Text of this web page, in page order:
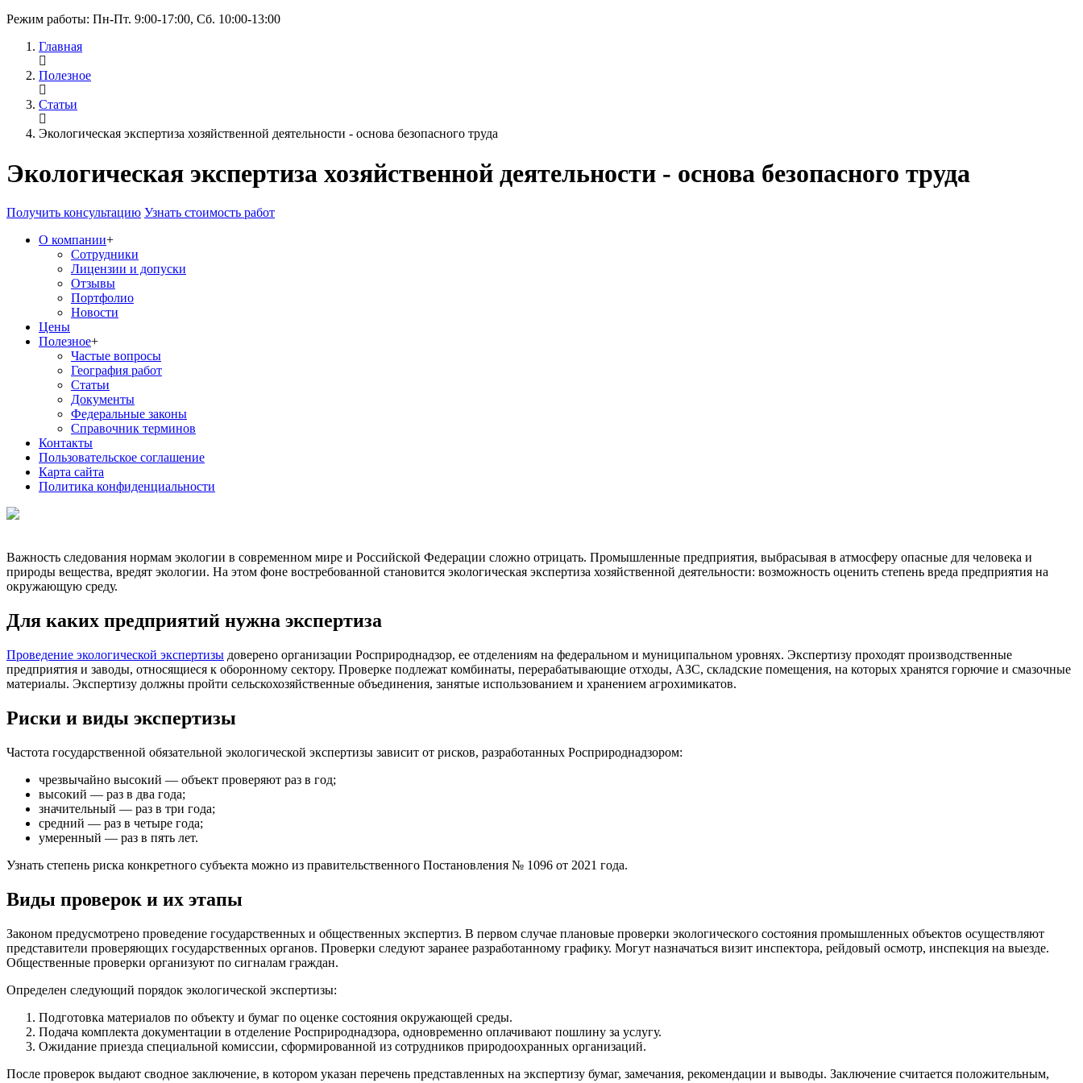
Режим работы: Пн-Пт. 9:00-17:00, Сб. 10:00-13:00
Главная
Полезное
Статьи
Экологическая экспертиза хозяйственной деятельности - основа безопасного труда
Экологическая экспертиза хозяйственной деятельности - основа безопасного труда
Получить консультацию Узнать стоимость работ
О компании+
Сотрудники
Лицензии и допуски
Отзывы
Портфолио
Новости
Цены
Полезное+
Частые вопросы
География работ
Статьи
Документы
Федеральные законы
Справочник терминов
Контакты
Пользовательское соглашение
Карта сайта
Политика конфиденциальности
Важность следования нормам экологии в современном мире и Российской Федерации сложно отрицать. Промышленные предприятия, выбрасывая в атмосферу опасные для человека и
природы вещества, вредят экологии. На этом фоне востребованной становится экологическая экспертиза хозяйственной деятельности: возможность оценить степень вреда предприятия на
окружающую среду.
Для каких предприятий нужна экспертиза
Проведение экологической экспертизы доверено организации Росприроднадзор, ее отделениям на федеральном и муниципальном уровнях. Экспертизу проходят производственные
предприятия и заводы, относящиеся к оборонному сектору. Проверке подлежат комбинаты, перерабатывающие отходы, АЗС, складские помещения, на которых хранятся горючие и смазочные
материалы. Экспертизу должны пройти сельскохозяйственные объединения, занятые использованием и хранением агрохимикатов.
Риски и виды экспертизы
Частота государственной обязательной экологической экспертизы зависит от рисков, разработанных Росприроднадзором:
чрезвычайно высокий — объект проверяют раз в год;
высокий — раз в два года;
значительный — раз в три года;
средний — раз в четыре года;
умеренный — раз в пять лет.
Узнать степень риска конкретного субъекта можно из правительственного Постановления № 1096 от 2021 года.
Виды проверок и их этапы
Законом предусмотрено проведение государственных и общественных экспертиз. В первом случае плановые проверки экологического состояния промышленных объектов осуществляют
представители проверяющих государственных органов. Проверки следуют заранее разработанному графику. Могут назначаться визит инспектора, рейдовый осмотр, инспекция на выезде.
Общественные проверки организуют по сигналам граждан.
Определен следующий порядок экологической экспертизы:
Подготовка материалов по объекту и бумаг по оценке состояния окружающей среды.
Подача комплекта документации в отделение Росприроднадзора, одновременно оплачивают пошлину за услугу.
Ожидание приезда специальной комиссии, сформированной из сотрудников природоохранных организаций.
После проверок выдают сводное заключение, в котором указан перечень представленных на экспертизу бумаг, замечания, рекомендации и выводы. Заключение считается положительным,